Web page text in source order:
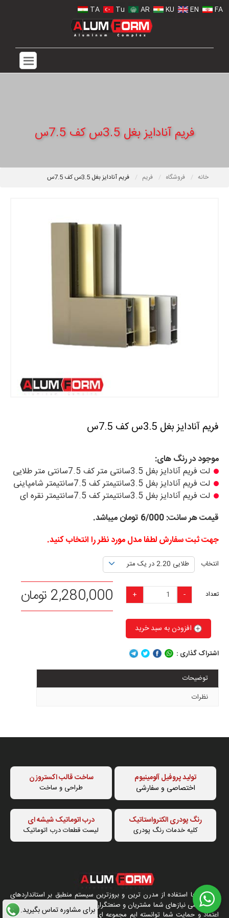
FA
EN
KU
AR
Tu
TA
فریم آنادایز بغل 3.5س کف 7.5س
خانه فروشگاه فریم فریم آنادایز بغل 3.5س کف 7.5س
فریم آنادایز بغل 3.5س کف 7.5س
موجود در رنگ های:
لت فریم آنادایز بغل 3.5سانتی متر کف 7.5سانتی متر طلایی
لت فریم آنادایز بغل 3.5سانتیمتر کف 7.5سانتیمتر شامپاینی
لت فریم آنادایز بغل 3.5سانتیمتر کف 7.5سانتیمتر نقره ای
قیمت هر سانت: 6/000 تومان میباشد.
جهت ثبت سفارش لطفا مدل مورد نظر را انتخاب کنید.
انتخاب
طلایی 2.20 در یک متر
نقره ای 2.20 در یک متر
تعداد -
+ 2,280,000 تومان
افزودن به سبد خرید
اشتراک گذاری :
توضیحات
نظرات
برای مشاوره تماس بگیرید.
تولید پروفیل آلومینیوم
اختصاصی و سفارشی
ساخت قالب اکستروزن
طراحی و ساخت
رنگ پودری الکترواستاتیک
کلیه خدمات رنگ پودری
درب اتوماتیک شیشه ای
لیست قطعات درب اتوماتیک
آلوم فرم با استفاده از مدرن ترین و بروزترین سیستم منطبق بر استانداردهای
روز ، تمامی نیازهای شما مشتریان و صنعتگران عزیز را ایجاد کنیم و همچنین با
اعتماد و حمایت شما توانسته ایم مجموعه ای منظم با تکیه بر بروز ترین ابزار